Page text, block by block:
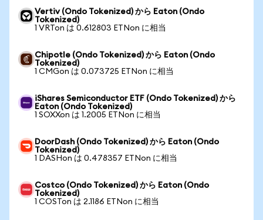
Vertiv (Ondo Tokenized) から Eaton (Ondo
Tokenized)
1 VRTon は 0.612803 ETNon に相当
Chipotle (Ondo Tokenized) から Eaton (Ondo
Tokenized)
1 CMGon は 0.073725 ETNon に相当
iShares Semiconductor ETF (Ondo Tokenized) から
Eaton (Ondo Tokenized)
1 SOXXon は 1.2005 ETNon に相当
DoorDash (Ondo Tokenized) から Eaton (Ondo
Tokenized)
1 DASHon は 0.478357 ETNon に相当
Costco (Ondo Tokenized) から Eaton (Ondo
Tokenized)
1 COSTon は 2.1186 ETNon に相当